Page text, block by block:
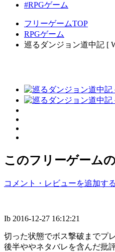
#RPGゲーム
フリーゲームTOP
RPGゲーム
巡るダンジョン道中記 [
このフリーゲーム
コメント・レビューを追加する
Ib 2016-12-27 16:12:21
切った状態でボス撃破までプ
後半ややネタバレを含んだ批